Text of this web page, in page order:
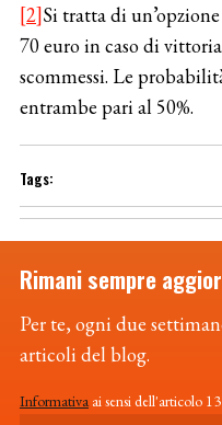
[2]Si tratta di
70 euro in caso di
scommessi. Le
entrambe pari al 50%.
Rimani sempre
Per te, ogni due
articoli del blog.
Informativaai sensi dell'articolo